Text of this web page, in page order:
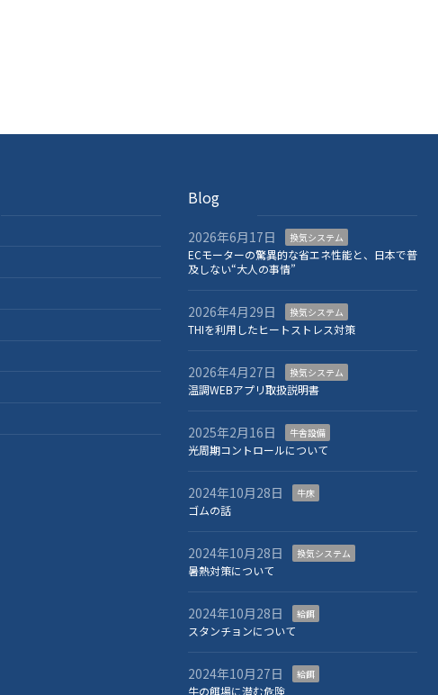
Blog
2026年6月17日 換気システム
ECモーターの驚異的な省エネ性能と、日本で普
及しない“大人の事情”
2026年4月29日 換気システム
THIを利用したヒートストレス対策
2026年4月27日 換気システム
温調WEBアプリ取扱説明書
2025年2月16日 牛舎設備
光周期コントロールについて
2024年10月28日 牛床
ゴムの話
2024年10月28日 換気システム
暑熱対策について
2024年10月28日 給餌
スタンチョンについて
2024年10月27日 給餌
牛の餌場に潜む危険